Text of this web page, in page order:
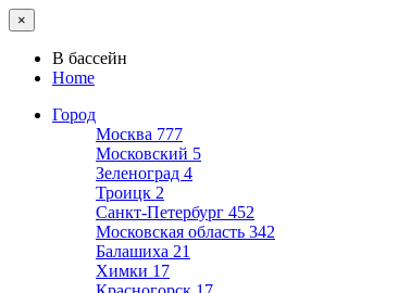
×
В бассейн
Home
Город
Москва 777
Московский 5
Зеленоград 4
Троицк 2
Санкт-Петербург 452
Московская область 342
Балашиха 21
Химки 17